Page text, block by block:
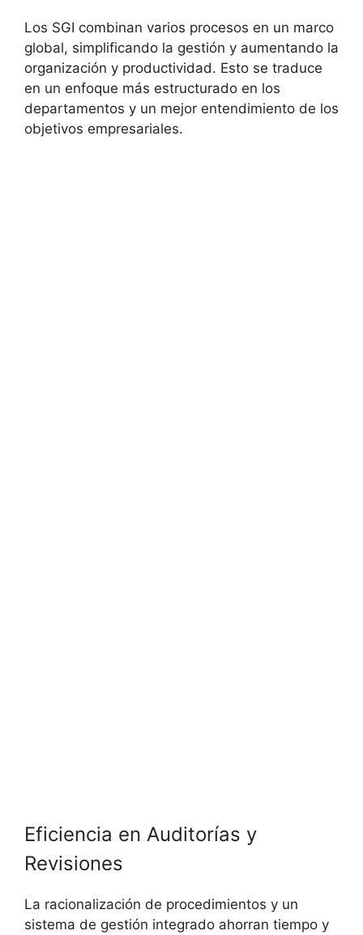
Los SGI combinan varios procesos en un marco
global, simplificando la gestión y aumentando la
organización y productividad. Esto se traduce
en un enfoque más estructurado en los
departamentos y un mejor entendimiento de los
objetivos empresariales.
Eficiencia en Auditorías y
Revisiones
La racionalización de procedimientos y un
sistema de gestión integrado ahorran tiempo y